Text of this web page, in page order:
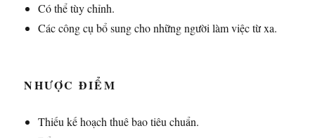
Có thể tùy chỉnh.
Các công cụ bổ sung cho những người làm việc từ xa.
NHƯỢC ĐIỂM
Thiếu kế hoạch thuê bao tiêu chuẩn.